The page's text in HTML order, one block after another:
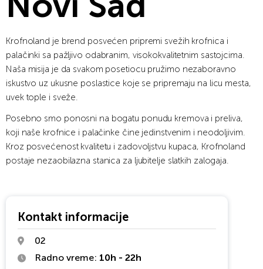
Krofnoland je brend posvećen pripremi svežih krofnica i
palačinki sa pažljivo odabranim, visokokvalitetnim sastojcima.
Naša misija je da svakom posetiocu pružimo nezaboravno
iskustvo uz ukusne poslastice koje se pripremaju na licu mesta,
uvek tople i sveže.
Posebno smo ponosni na bogatu ponudu kremova i preliva,
koji naše krofnice i palačinke čine jedinstvenim i neodoljivim.
Kroz posvećenost kvalitetu i zadovoljstvu kupaca, Krofnoland
postaje nezaobilazna stanica za ljubitelje slatkih zalogaja.
Kontakt informacije
02
Radno vreme: 10h - 22h